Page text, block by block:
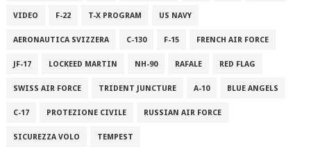
VIDEO F-22 T-X PROGRAM US NAVY
AERONAUTICA SVIZZERA C-130 F-15 FRENCH AIR FORCE
JF-17 LOCKEED MARTIN NH-90 RAFALE RED FLAG
SWISS AIR FORCE TRIDENT JUNCTURE A-10 BLUE ANGELS
C-17 PROTEZIONE CIVILE RUSSIAN AIR FORCE
SICUREZZA VOLO TEMPEST